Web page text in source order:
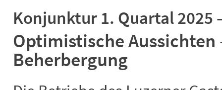
Konjunktur 1. Quartal 2025
Optimistische
Beherbergung